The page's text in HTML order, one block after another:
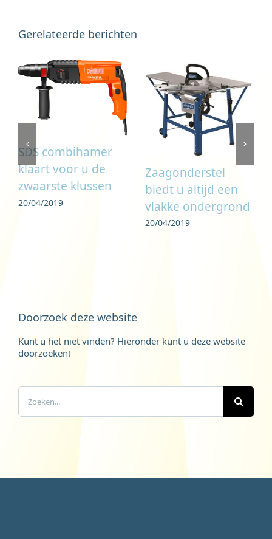
Gerelateerde berichten
SDS combihamer
klaart voor u de
zwaarste klussen
20/04/2019
Zaagonderstel
biedt u altijd een
vlakke ondergrond
20/04/2019
Doorzoek deze website
Kunt u het niet vinden? Hieronder kunt u deze website
doorzoeken!
Zoeken
naar: